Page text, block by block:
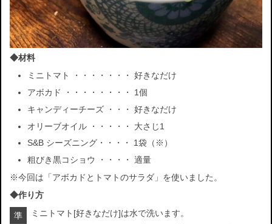
◆材料
ミニトマト ・・・・・・・ 好きなだけ
アボカド ・・・・・・・・ 1個
キャンディーチーズ ・・・ 好きなだけ
オリーブオイル ・・・・・ 大さじ1
S&B シーズニング・・・・ 1袋（※）
粗びき黒コショウ ・・・・ 適量
※今回は「アボカドとトマトのサラダ」を使いました。
◆作り方
準
ミニトマト[好きなだけ]は水で洗います。